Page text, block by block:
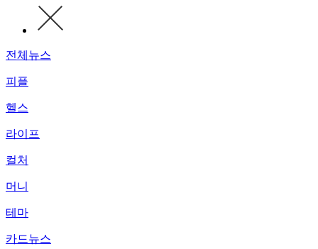
전체뉴스
피플
헬스
라이프
컬처
머니
테마
카드뉴스